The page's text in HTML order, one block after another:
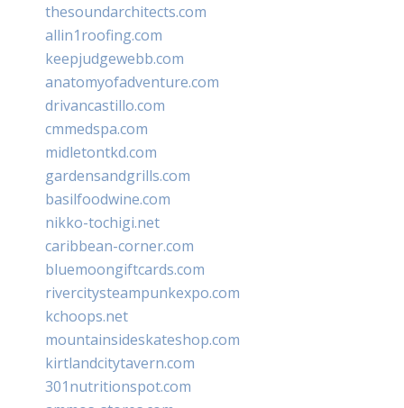
thesoundarchitects.com
allin1roofing.com
keepjudgewebb.com
anatomyofadventure.com
drivancastillo.com
cmmedspa.com
midletontkd.com
gardensandgrills.com
basilfoodwine.com
nikko-tochigi.net
caribbean-corner.com
bluemoongiftcards.com
rivercitysteampunkexpo.com
kchoops.net
mountainsideskateshop.com
kirtlandcitytavern.com
301nutritionspot.com